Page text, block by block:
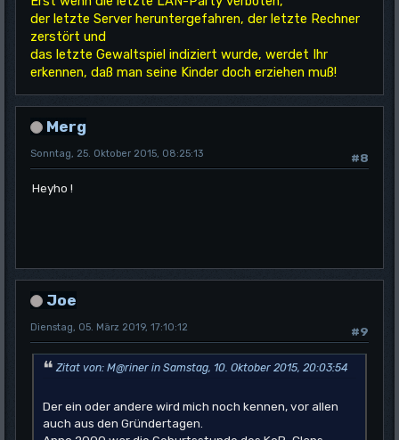
der letzte Server heruntergefahren, der letzte Rechner
zerstört und
das letzte Gewaltspiel indiziert wurde, werdet Ihr
erkennen, daß man seine Kinder doch erziehen muß!
Merg
#8
Sonntag, 25. Oktober 2015, 08:25:13
Heyho !
Joe
#9
Dienstag, 05. März 2019, 17:10:12
Zitat von: M@riner in Samstag, 10. Oktober 2015, 20:03:54
Der ein oder andere wird mich noch kennen, vor allen
auch aus den Gründertagen.